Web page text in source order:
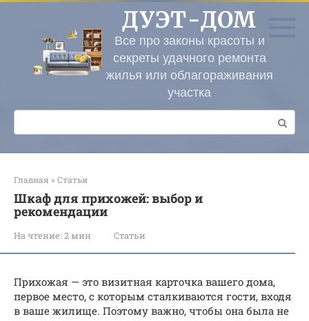
Перейти
контенту
ДУЭТ-ДОМ
Все про законы красоты и
секреты удачного ремонта
жилья или облагораживания
участка
Поиск:
Главная » Статьи
Шкаф для прихожей: выбор и
рекомендации
На чтение: 2 мин Статьи
Прихожая — это визитная карточка вашего дома,
первое место, с которым сталкиваются гости, входя
в ваше жилище. Поэтому важно, чтобы она была не